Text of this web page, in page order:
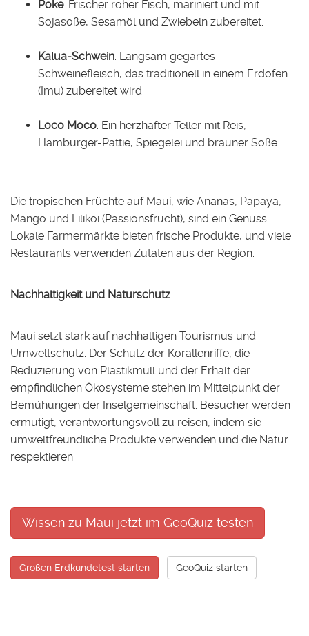
Poke: Frischer roher Fisch, mariniert und mit
Sojasoße, Sesamöl und Zwiebeln zubereitet.
Kalua-Schwein: Langsam gegartes
Schweinefleisch, das traditionell in einem Erdofen
(Imu) zubereitet wird.
Loco Moco: Ein herzhafter Teller mit Reis,
Hamburger-Pattie, Spiegelei und brauner Soße.
Die tropischen Früchte auf Maui, wie Ananas, Papaya,
Mango und Lilikoi (Passionsfrucht), sind ein Genuss.
Lokale Farmermärkte bieten frische Produkte, und viele
Restaurants verwenden Zutaten aus der Region.
Nachhaltigkeit und Naturschutz
Maui setzt stark auf nachhaltigen Tourismus und
Umweltschutz. Der Schutz der Korallenriffe, die
Reduzierung von Plastikmüll und der Erhalt der
empfindlichen Ökosysteme stehen im Mittelpunkt der
Bemühungen der Inselgemeinschaft. Besucher werden
ermutigt, verantwortungsvoll zu reisen, indem sie
umweltfreundliche Produkte verwenden und die Natur
respektieren.
Wissen zu Maui jetzt im GeoQuiz testen
Großen Erdkundetest starten GeoQuiz starten